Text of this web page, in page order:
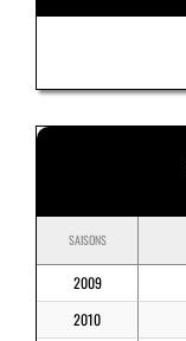
SAISONS
2009
2010